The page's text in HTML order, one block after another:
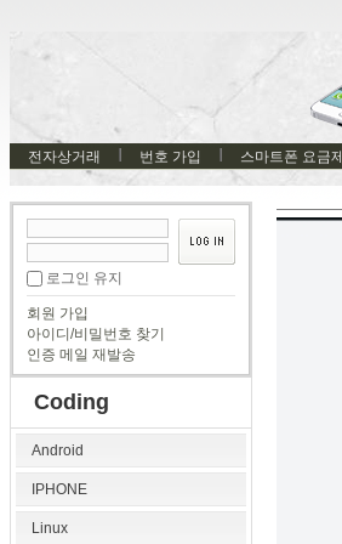
전자상거래 번호 가입 스마트폰 요금제
로그인 유지
회원 가입
아이디/비밀번호 찾기
인증 메일 재발송
Coding
Android
IPHONE
Linux